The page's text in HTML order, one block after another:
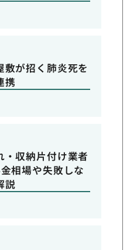
敷が招く肺炎死を
携
・収納片付け業者
相場や失敗しな
説